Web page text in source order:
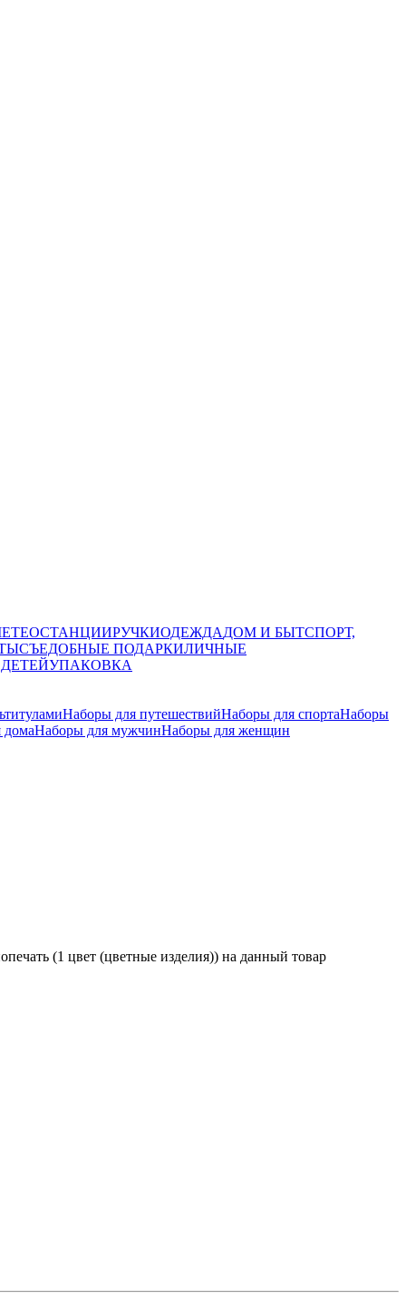
РУЧКИОДЕЖДАДОМ И БЫТСПОРТ,
СЪЕДОБНЫЕ ПОДАРКИЛИЧНЫЕ
УПАКОВКА
Наборы для путешествийНаборы для спортаНаборы
домаНаборы для мужчинНаборы для женщин
(1 цвет (цветные изделия)) на данный товар